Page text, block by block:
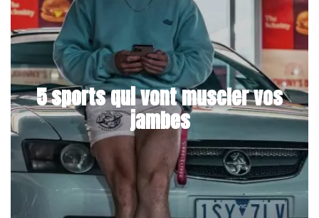
5 sports qui vont muscler vos
jambes